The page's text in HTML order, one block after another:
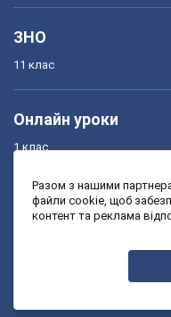
ЗНО
11 клас
Онлайн уроки
1 клас
3 клас
Разом з нашими
файли cookie, щоб
контент та реклама